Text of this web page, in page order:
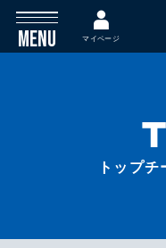
MENU マイページ
トップ